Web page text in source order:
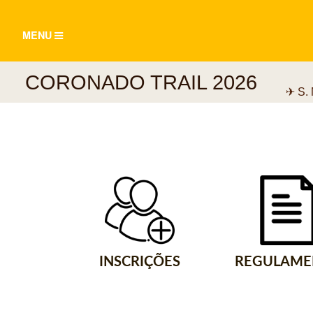
TOGGLE
MENU
CORONADO TRAIL 2026 ✈ S.
INSCRIÇÕES